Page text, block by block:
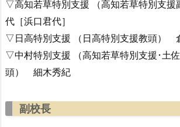
▽高知若草特別支援 （高知若草特別支
代［浜口君代］
▽日高特別支援 （日高特別支援教頭）
▽中村特別支援 （高知若草特別支援･土
頭） 細木秀紀
副校長